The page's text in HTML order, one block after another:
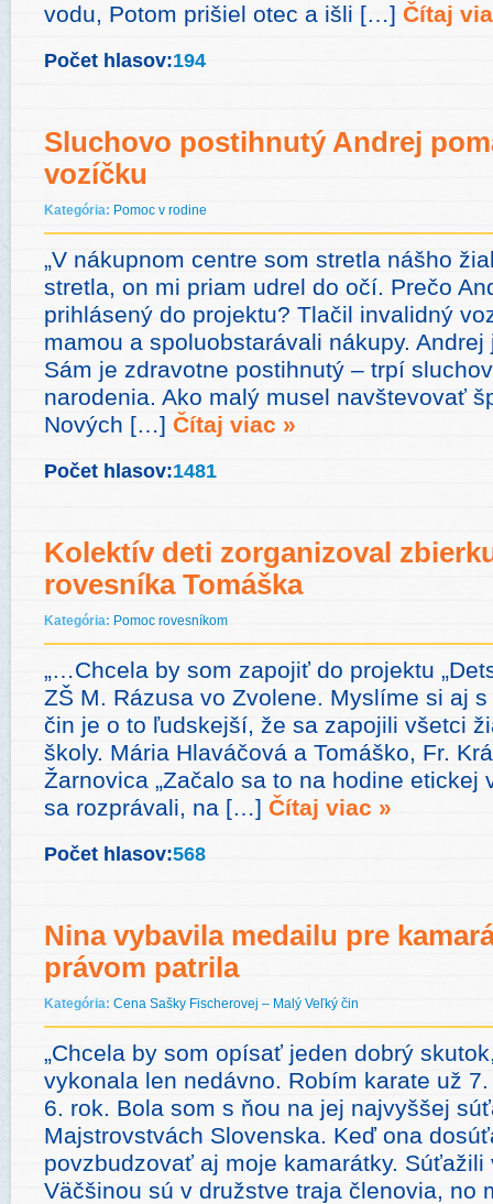
vodu, Potom prišiel otec a išli […] Čítaj
Počet hlasov:194
Sluchovo postihnutý Andrej
vozíčku
Kategória: Pomoc v rodine
„V nákupnom centre som stretla nášho
stretla, on mi priam udrel do očí. Prečo
prihlásený do projektu? Tlačil invalidný
mamou a spoluobstarávali nákupy.
Sám je zdravotne postihnutý – trpí
narodenia. Ako malý musel navštevovať
Nových […] Čítaj viac »
Počet hlasov:1481
Kolektív deti zorganizoval
rovesníka Tomáška
Kategória: Pomoc rovesníkom
„…Chcela by som zapojiť do projektu
ZŠ M. Rázusa vo Zvolene. Myslíme si aj
čin je o to ľudskejší, že sa zapojili všetci
školy. Mária Hlaváčová a Tomáško, Fr.
Žarnovica „Začalo sa to na hodine etickej
sa rozprávali, na […] Čítaj viac »
Počet hlasov:568
Nina vybavila medailu pre
právom patrila
Kategória: Cena Sašky Fischerovej – Malý Veľký čin
„Chcela by som opísať jeden dobrý
vykonala len nedávno. Robím karate už
6. rok. Bola som s ňou na jej najvyššej
Majstrovstvách Slovenska. Keď ona
povzbudzovať aj moje kamarátky. Súťažili
Väčšinou sú v družstve traja členovia,